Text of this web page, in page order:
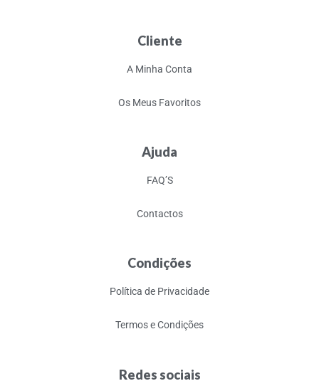
Cliente
A Minha Conta
Os Meus Favoritos
Ajuda
FAQ’S
Contactos
Condições
Política de Privacidade
Termos e Condições
Redes sociais